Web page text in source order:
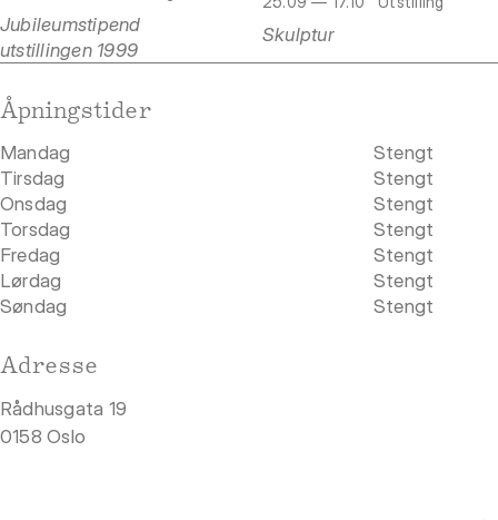
Jubileumstipend
utstillingen 1999
Skulptur
Åpningstider
Mandag
Stengt
Tirsdag
Stengt
Onsdag
Stengt
Torsdag
Stengt
Fredag
Stengt
Lørdag
Stengt
Søndag
Stengt
Adresse
Rådhusgata 19
0158 Oslo